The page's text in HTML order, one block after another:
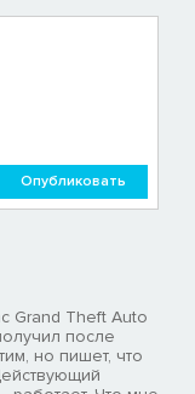
Опубликовать
Grand Theft Auto
после
но пишет, что